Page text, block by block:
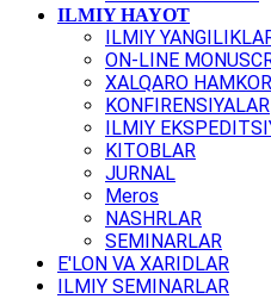
ILMIY HAYOT
ILMIY
ON-LINE
XALQARO
KONFIRENSIYALAR
ILMIY
KITOBLAR
JURNAL
Meros
NASHRLAR
SEMINARLAR
E'LON VA XARIDLAR
ILMIY SEMINARLAR